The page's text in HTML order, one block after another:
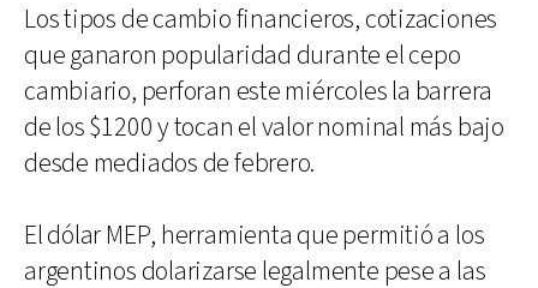
Los tipos de cambio financieros, cotizaciones
que ganaron popularidad durante el cepo
cambiario, perforan este miércoles la barrera
de los $1200 y tocan el valor nominal más bajo
desde mediados de febrero.
El dólar MEP, herramienta que permitió a los
argentinos dolarizarse legalmente pese a las